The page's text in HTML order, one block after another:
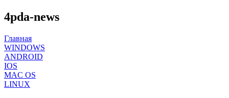
4pda-news
Главная
WINDOWS
ANDROID
IOS
MAC OS
LINUX